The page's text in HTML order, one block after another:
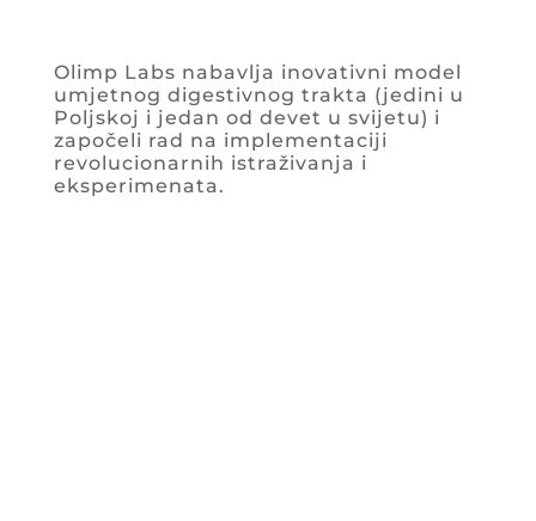
Olimp Labs nabavlja inovativni model
umjetnog digestivnog trakta (jedini u
Poljskoj i jedan od devet u svijetu) i
započeli rad na implementaciji
revolucionarnih istraživanja i
eksperimenata.